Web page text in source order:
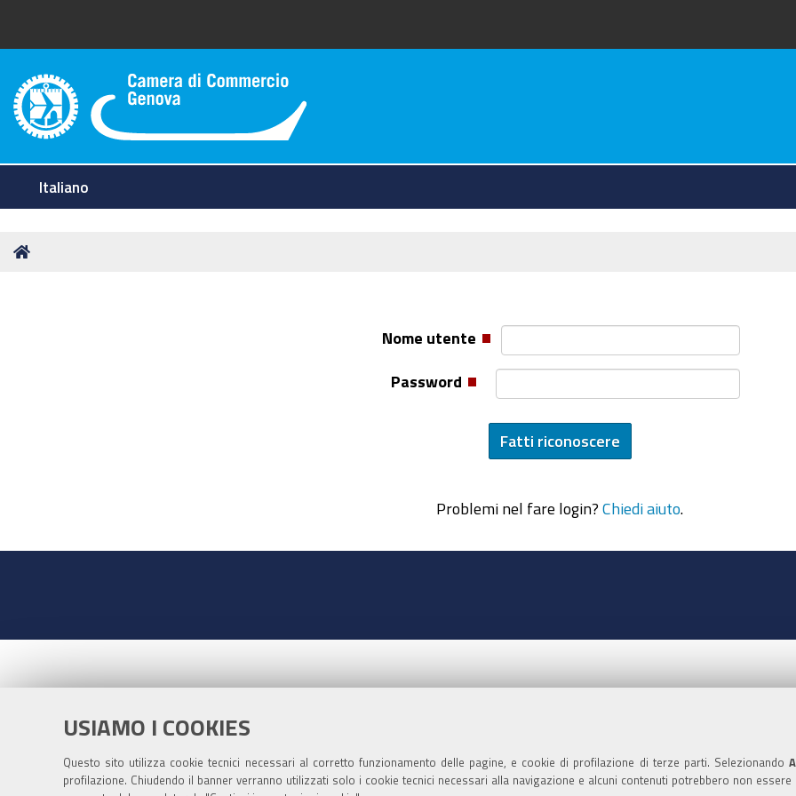
USIAMO I COOKIES
Questo sito utilizza cookie tecnici necessari al corretto funzionamento delle pagine, e cookie di profilazione di terze parti. Selezionando
profilazione. Chiudendo il banner verranno utilizzati solo i cookie tecnici necessari alla navigazione e alcuni contenuti potrebbero non
Camera di Commercio di Genova
Italiano
Tu
Nome utente
Password
Problemi nel fare login? Chiedi aiuto